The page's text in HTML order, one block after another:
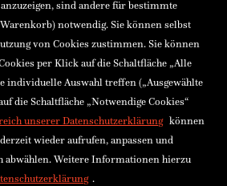
sind andere für bestimmte
notwendig. Sie können selbst
von Cookies zustimmen. Sie können
per Klick auf die Schaltfläche „Alle
individuelle Auswahl treffen („Ausgewählte
die Schaltfläche „Notwendige Cookies“
unserer Datenschutzerklärung können
wieder aufrufen, anpassen und
abwählen. Weitere Informationen hierzu
.